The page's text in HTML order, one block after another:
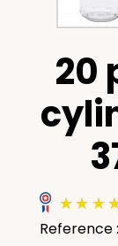
20
Reference :